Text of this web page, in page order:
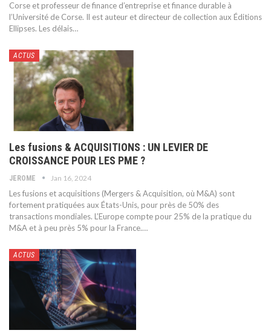
Corse et professeur de finance d’entreprise et finance durable à
l’Université de Corse. Il est auteur et directeur de collection aux Éditions
Ellipses. Les délais…
ACTUS
Les fusions & ACQUISITIONS : UN LEVIER DE
CROISSANCE POUR LES PME ?
JEROME Jan 16, 2024
Les fusions et acquisitions (Mergers & Acquisition, où M&A) sont
fortement pratiquées aux États-Unis, pour près de 50% des
transactions mondiales. L’Europe compte pour 25% de la pratique du
M&A et à peu près 5% pour la France.…
ACTUS